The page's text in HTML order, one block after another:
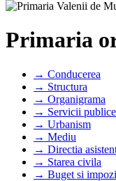
Primaria
→ Conducerea
→ Structura
→ Organigrama
→ Servicii publice
→ Urbanism
→ Mediu
→ Directia
→ Starea civila
→ Buget si